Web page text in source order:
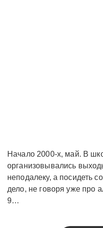
Начало 2000-х, май. В школе то и дело
организовывались
неподалеку, а посидеть
дело, не говоря уже про
9…